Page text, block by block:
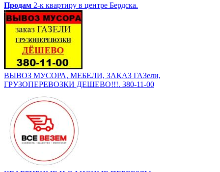
Продам 2-к квартиру в центре Бердска.
ВЫВОЗ МУСОРА, МЕБЕЛИ, ЗАКАЗ ГАЗели,
ГРУЗОПЕРЕВОЗКИ ДЕШЕВО!!!. 380-11-00